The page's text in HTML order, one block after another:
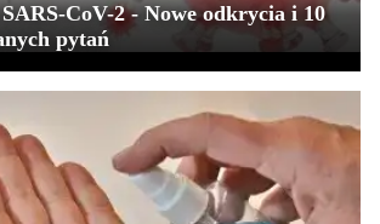
CoV-2 - Nowe odkrycia i 10
pytań